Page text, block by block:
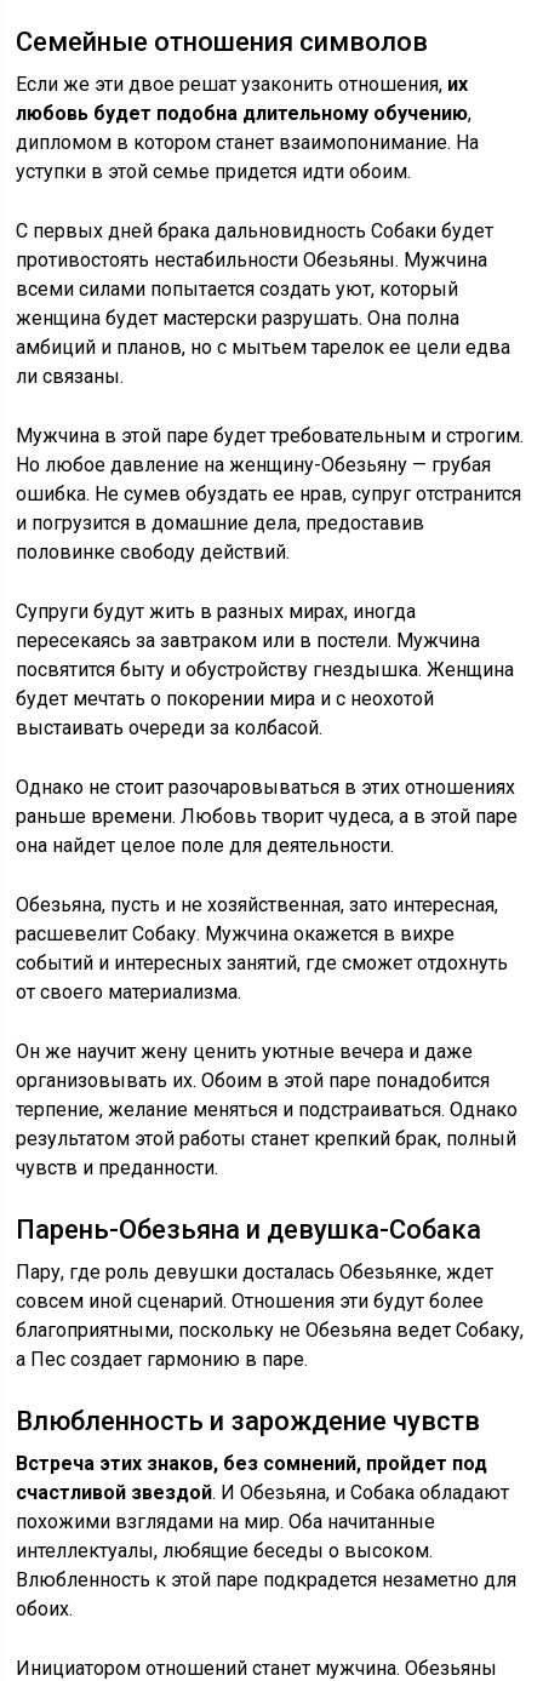
Семейные отношения символов
Если же эти двое решат узаконить отношения, их
любовь будет подобна длительному обучению,
дипломом в котором станет взаимопонимание. На
уступки в этой семье придется идти обоим.
С первых дней брака дальновидность Собаки будет
противостоять нестабильности Обезьяны. Мужчина
всеми силами попытается создать уют, который
женщина будет мастерски разрушать. Она полна
амбиций и планов, но с мытьем тарелок ее цели едва
ли связаны.
Мужчина в этой паре будет требовательным и строгим.
Но любое давление на женщину-Обезьяну — грубая
ошибка. Не сумев обуздать ее нрав, супруг отстранится
и погрузится в домашние дела, предоставив
половинке свободу действий.
Супруги будут жить в разных мирах, иногда
пересекаясь за завтраком или в постели. Мужчина
посвятится быту и обустройству гнездышка. Женщина
будет мечтать о покорении мира и с неохотой
выстаивать очереди за колбасой.
Однако не стоит разочаровываться в этих отношениях
раньше времени. Любовь творит чудеса, а в этой паре
она найдет целое поле для деятельности.
Обезьяна, пусть и не хозяйственная, зато интересная,
расшевелит Собаку. Мужчина окажется в вихре
событий и интересных занятий, где сможет отдохнуть
от своего материализма.
Он же научит жену ценить уютные вечера и даже
организовывать их. Обоим в этой паре понадобится
терпение, желание меняться и подстраиваться. Однако
результатом этой работы станет крепкий брак, полный
чувств и преданности.
Парень-Обезьяна и девушка-Собака
Пару, где роль девушки досталась Обезьянке, ждет
совсем иной сценарий. Отношения эти будут более
благоприятными, поскольку не Обезьяна ведет Собаку,
а Пес создает гармонию в паре.
Влюбленность и зарождение чувств
Встреча этих знаков, без сомнений, пройдет под
счастливой звездой. И Обезьяна, и Собака обладают
похожими взглядами на мир. Оба начитанные
интеллектуалы, любящие беседы о высоком.
Влюбленность к этой паре подкрадется незаметно для
обоих.
Инициатором отношений станет мужчина. Обезьяны